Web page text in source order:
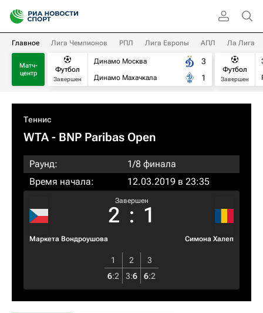
Главное Лига Чемпионов РПЛ Лига Европы АПЛ Ла Лига
Матч-
центр
Футбол
Завершен
Динамо Москва
Динамо Махачкала
3
1
Футбол
Завершен
Теннис
WTA- BNP Paribas Open
Раунд:
1/8 финала
Время начала:
12.03.2019 в 23:35
Маркета Вондроушова
Завершен
2 : 1
Симона Халеп
1 2
3
6:2 3:6 6:2